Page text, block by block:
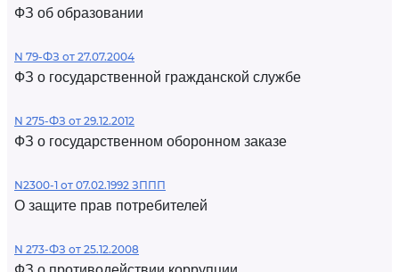
ФЗ об образовании
N 79-ФЗ от 27.07.2004
ФЗ о государственной гражданской службе
N 275-ФЗ от 29.12.2012
ФЗ о государственном оборонном заказе
N2300-1 от 07.02.1992 ЗППП
О защите прав потребителей
N 273-ФЗ от 25.12.2008